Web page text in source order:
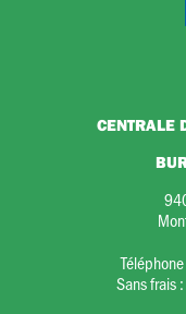
CENTRALE
Sans frais :